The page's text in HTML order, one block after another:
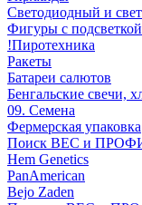
Светодиодный и
Фигуры с подсветкой
!Пиротехника
Ракеты
Батареи салютов
Бенгальские свечи,
09. Семена
Фермерская упаковка
Поиск ВЕС и
Hem Genetics
PanAmerican
Bejo Zaden